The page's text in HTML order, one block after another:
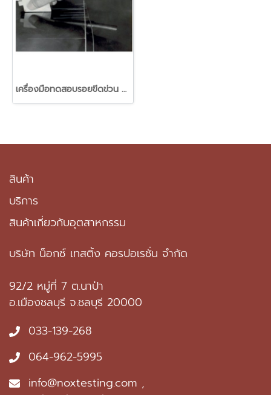
เครื่องมือทดสอบรอยขีดข่วน KKO / KFN / LHP Series
สินค้า
บริการ
สินค้าเกี่ยวกับอุตสาหกรรม
บริษัท น็อกซ์ เทสติ้ง คอรปอเรชั่น จำกัด
92/2 หมู่ที่ 7 ต.นาป่า
อ.เมืองชลบุรี จ.ชลบุรี 20000
033-139-268
064-962-5995
info@noxtesting.com ,